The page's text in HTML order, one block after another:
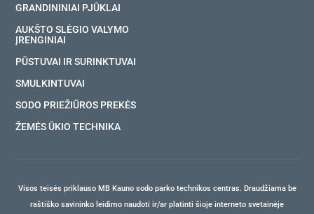
GRANDININIAI PJŪKLAI
AUKŠTO SLĖGIO VALYMO
ĮRENGINIAI
PŪSTUVAI IR SURINKTUVAI
SMULKINTUVAI
SODO PRIEŽIŪROS PREKĖS
ŽEMĖS ŪKIO TECHNIKA
Visos teisės priklauso MB Kauno sodo parko technikos centras. Draudžiama be
raštiško savininko leidimo naudoti ir/ar platinti šioje interneto svetainėje